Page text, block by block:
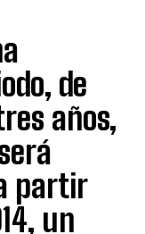
de
años,
partir
un